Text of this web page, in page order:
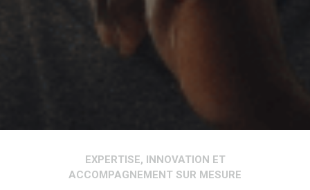
EXPERTISE, INNOVATION ET
ACCOMPAGNEMENT SUR MESURE